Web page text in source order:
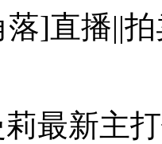
]直播||
最新主